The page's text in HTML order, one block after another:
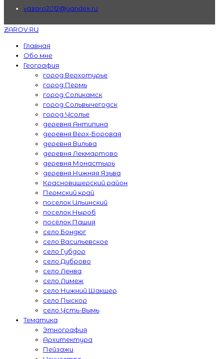
vazaro2012@yandex.ru
ZAROV.RU
Главная
Обо мне
География
город Верхотурье
город Пермь
город Соликамск
город Сольвычегодск
город Усолье
деревня Антипина
деревня Верх-Боровая
деревня Вильва
деревня Лекмартово
деревня Монастырь
деревня Нижняя Язьва
Красновишерский район
Пермский край
поселок Ильинский
поселок Ныроб
посёлок Пашия
село Бондюг
село Васильевское
село Губдор
село Дуброво
село Ленва
село Лимеж
село Нижний Шакшер
село Пыскор
село Усть-Вымь
Тематика
Этнография
Архитектура
Пейзажи